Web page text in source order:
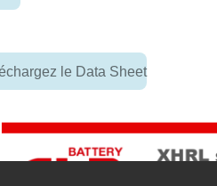
le Data Sheet